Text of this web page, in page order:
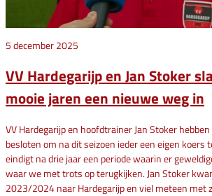
5 december 2025
VV Hardegarijp en Jan Stoker
mooie jaren een nieuwe weg in
VV Hardegarijp en hoofdtrainer Jan Stoker
besloten om na dit seizoen ieder een eigen koers
eindigt na drie jaar een periode waarin er
waar we met trots op terugkijken. Jan Stoker
2023/2024 naar Hardegarijp en viel meteen met